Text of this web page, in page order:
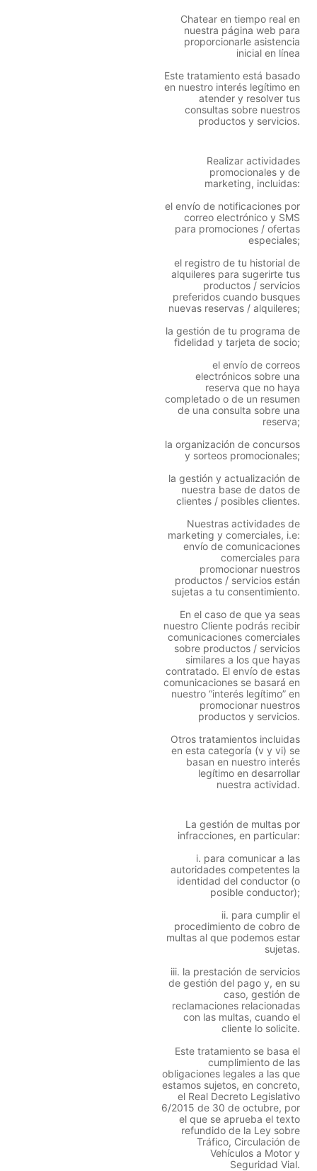
Chatear en tiempo real en
nuestra página web para
proporcionarle asistencia
inicial en línea
Este tratamiento está basado
en nuestro interés legítimo en
atender y resolver tus
consultas sobre nuestros
productos y servicios.
Realizar actividades
promocionales y de
marketing, incluidas:
el envío de notificaciones por
correo electrónico y SMS
para promociones / ofertas
especiales;
el registro de tu historial de
alquileres para sugerirte tus
productos / servicios
preferidos cuando busques
nuevas reservas / alquileres;
la gestión de tu programa de
fidelidad y tarjeta de socio;
el envío de correos
electrónicos sobre una
reserva que no haya
completado o de un resumen
de una consulta sobre una
reserva;
la organización de concursos
y sorteos promocionales;
la gestión y actualización de
nuestra base de datos de
clientes / posibles clientes.
Nuestras actividades de
marketing y comerciales, i.e:
envío de comunicaciones
comerciales para
promocionar nuestros
productos / servicios están
sujetas a tu consentimiento.
En el caso de que ya seas
nuestro Cliente podrás recibir
comunicaciones comerciales
sobre productos / servicios
similares a los que hayas
contratado. El envío de estas
comunicaciones se basará en
nuestro “interés legítimo” en
promocionar nuestros
productos y servicios.
Otros tratamientos incluidas
en esta categoría (v y vi) se
basan en nuestro interés
legítimo en desarrollar
nuestra actividad.
La gestión de multas por
infracciones, en particular:
i. para comunicar a las
autoridades competentes la
identidad del conductor (o
posible conductor);
ii. para cumplir el
procedimiento de cobro de
multas al que podemos estar
sujetas.
iii. la prestación de servicios
de gestión del pago y, en su
caso, gestión de
reclamaciones relacionadas
con las multas, cuando el
cliente lo solicite.
Este tratamiento se basa el
cumplimiento de las
obligaciones legales a las que
estamos sujetos, en concreto,
el Real Decreto Legislativo
6/2015 de 30 de octubre, por
el que se aprueba el texto
refundido de la Ley sobre
Tráfico, Circulación de
Vehículos a Motor y
Seguridad Vial.